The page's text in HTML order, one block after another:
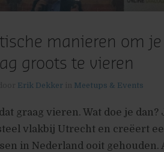
manieren om je
groots te vieren
Erik Dekker Meetups & Events
graag vieren. Wat doe je dan?
vlakbij Utrecht en creëert
in Nederland ooit gehouden.